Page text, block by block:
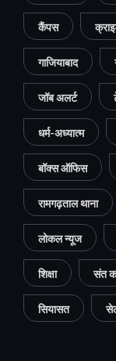
कैंपस
गाजियाबाद
जॉब अलर्ट
धर्म-अध्यात्म
बॉक्स ऑफिस
रामगढ़ताल थाना
लोकल न्यूज
शिक्षा संत
सियासत